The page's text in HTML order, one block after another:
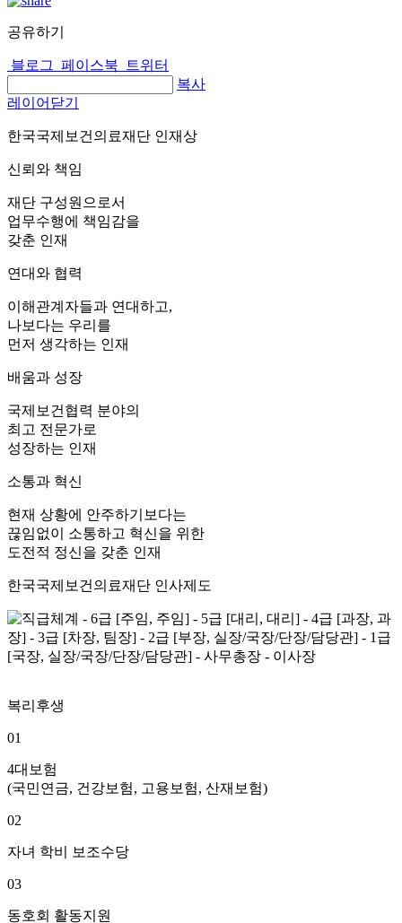
공유하기
블로그 페이스북
트위터
복사
레이어닫기
한국국제보건의료재단 인재상
신뢰와 책임
재단 구성원으로서
업무수행에 책임감을
갖춘 인재
연대와 협력
이해관계자들과 연대하고,
나보다는 우리를
먼저 생각하는 인재
배움과 성장
국제보건협력 분야의
최고 전문가로
성장하는 인재
소통과 혁신
현재 상황에 안주하기보다는
끊임없이 소통하고 혁신을 위한
도전적 정신을 갖춘 인재
한국국제보건의료재단 인사제도
복리후생
01
4대보험
(국민연금, 건강보험, 고용보험, 산재보험)
02
자녀 학비 보조수당
03
동호회 활동지원